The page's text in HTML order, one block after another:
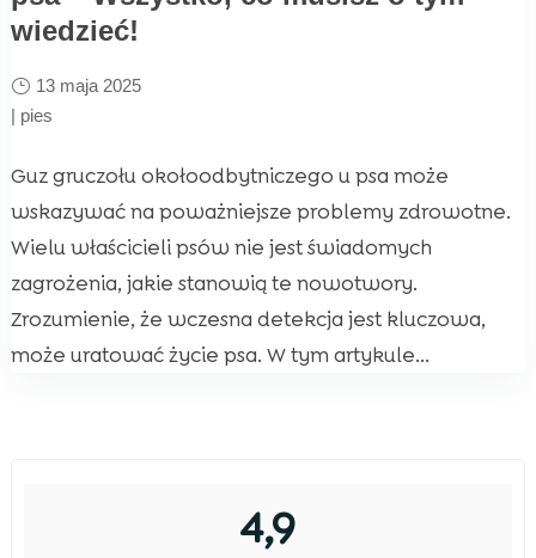
wiedzieć!
13 maja 2025
| pies
Guz gruczołu okołoodbytniczego u psa może
wskazywać na poważniejsze problemy zdrowotne.
Wielu właścicieli psów nie jest świadomych
zagrożenia, jakie stanowią te nowotwory.
Zrozumienie, że wczesna detekcja jest kluczowa,
może uratować życie psa. W tym artykule...
4,9